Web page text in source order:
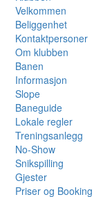
Velkommen
Beliggenhet
Kontaktpersoner
Om klubben
Banen
Informasjon
Slope
Baneguide
Lokale regler
Treningsanlegg
No-Show
Snikspilling
Gjester
Priser og Booking